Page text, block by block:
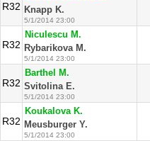
R32 Knapp K.
5/1/2014 23:00
R32
Niculescu M.
Rybarikova M.
5/1/2014 23:00
R32
Barthel M.
Svitolina E.
5/1/2014 23:00
R32
Koukalova K.
Meusburger Y.
5/1/2014 23:00